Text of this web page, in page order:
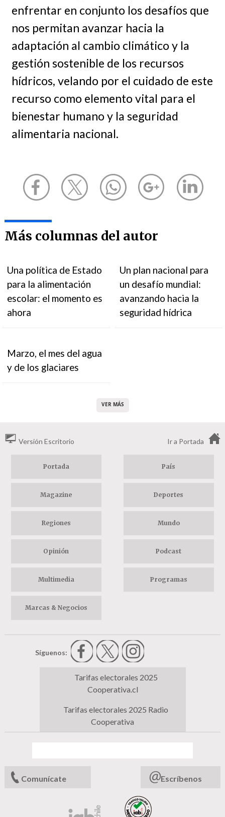
enfrentar en conjunto los desafíos que
nos permitan avanzar hacia la
adaptación al cambio climático y la
gestión sostenible de los recursos
hídricos, velando por el cuidado de este
recurso como elemento vital para el
bienestar humano y la seguridad
alimentaria nacional.
Más columnas del autor
Una política de Estado
para la alimentación
escolar: el momento es
ahora
Un plan nacional para
un desafío mundial:
avanzando hacia la
seguridad hídrica
Marzo, el mes del agua
y de los glaciares
VER MÁS
Versión Escritorio Ir a Portada
Portada País
Magazine Deportes
Regiones Mundo
Opinión Podcast
Multimedia Programas
Marcas & Negocios
Síguenos:
Tarifas electorales 2025
Cooperativa.cl
Tarifas electorales 2025 Radio
Cooperativa
Comunícate Escríbenos